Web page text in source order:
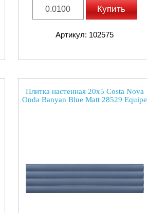
Купить
Артикул: 102575
Плитка настенная 20x5 Costa Nova
Onda Banyan Blue Matt 28529 Equipe